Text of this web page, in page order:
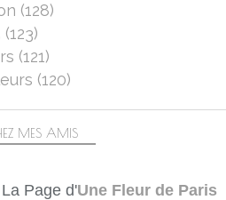
(128)
(123)
(121)
(120)
MES AMIS
La Page d'Une Fleur de Paris